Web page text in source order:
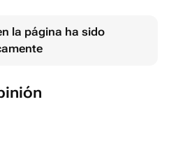
la página ha sido